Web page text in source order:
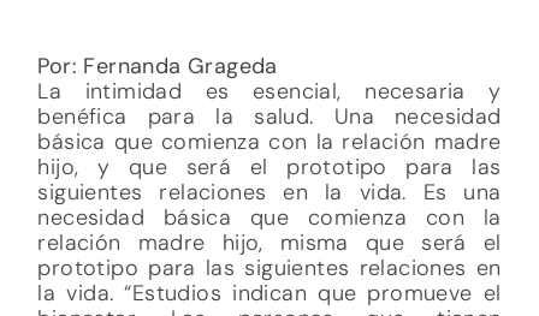
Por: Fernanda Grageda
La intimidad es esencial, necesaria y
benéfica para la salud. Una necesidad
básica que comienza con la relación madre
hijo, y que será el prototipo para las
siguientes relaciones en la vida. Es una
necesidad básica que comienza con la
relación madre hijo, misma que será el
prototipo para las siguientes relaciones en
la vida. “Estudios indican que promueve el